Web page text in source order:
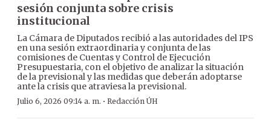
sesión conjunta sobre crisis
institucional
La Cámara de Diputados recibió a las autoridades del IPS
en una sesión extraordinaria y conjunta de las
comisiones de Cuentas y Control de Ejecución
Presupuestaria, con el objetivo de analizar la situación
de la previsional y las medidas que deberán adoptarse
ante la crisis que atraviesa la previsional.
Julio 6, 2026 09:14 a. m. · Redacción ÚH